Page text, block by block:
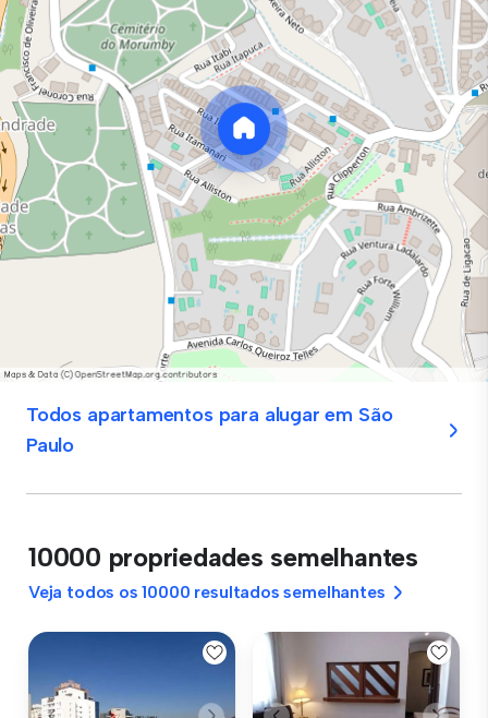
Todos apartamentos para alugar em São
Paulo
10000 propriedades semelhantes
Veja todos os 10000 resultados semelhantes